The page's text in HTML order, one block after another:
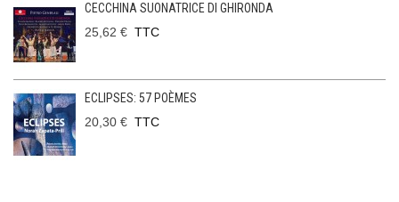
CECCHINA SUONATRICE DI GHIRONDA
25,62 € TTC
ECLIPSES: 57 POÈMES
20,30 € TTC